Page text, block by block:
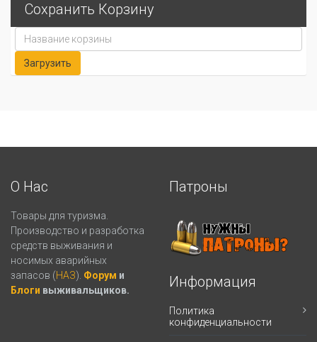
Сохранить Корзину
О Нас
Товары для туризма.
Производство и разработка
средств выживания и
носимых аварийных
запасов (НАЗ). Форум и
Блоги выживальщиков.
Патроны
Информация
Политика
конфиденциальности